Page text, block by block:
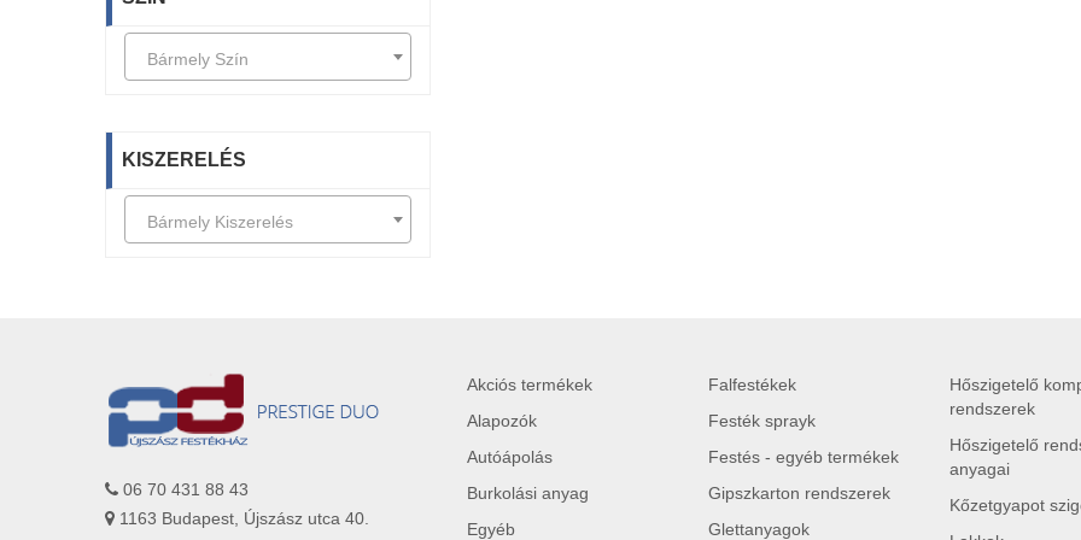
Bármely Szín
KISZERELÉS
Bármely Kiszerelés
06 70 431 88 43
1163 Budapest, Újszász utca 40.
Akciós termékek
Alapozók
Autóápolás
Burkolási anyag
Egyéb
Falfestékek
Festék sprayk
Festés - egyéb termékek
Gipszkarton rendszerek
Glettanyagok
Hőszigetelő
rendszerek
Hőszigetelő
anyagai
Kőzetgyapot